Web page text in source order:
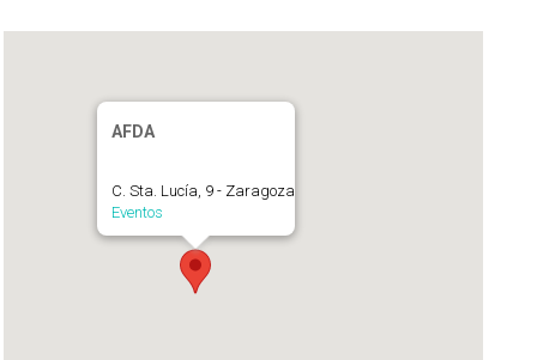
AFDA
C. Sta. Lucía, 9 - Zaragoza
Eventos